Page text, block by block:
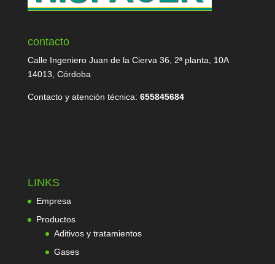
contacto
Calle Ingeniero Juan de la Cierva 36, 2ª planta, 10A
14013, Córdoba
Contacto y atención técnica: 655845684
LINKS
Empresa
Productos
Aditivos y tratamientos
Gases